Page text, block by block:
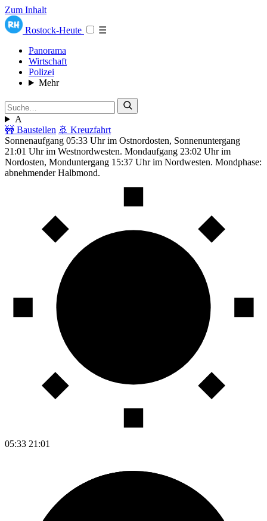
Zum Inhalt
Rostock-Heute
☰
Panorama
Wirtschaft
Polizei
Mehr
A
🚧 Baustellen 🚢 Kreuzfahrt
Sonnenaufgang 05:33 Uhr im Ostnordosten, Sonnenuntergang
21:01 Uhr im Westnordwesten. Mondaufgang 23:02 Uhr im
Nordosten, Monduntergang 15:37 Uhr im Nordwesten. Mondphase:
abnehmender Halbmond.
05:33 21:01